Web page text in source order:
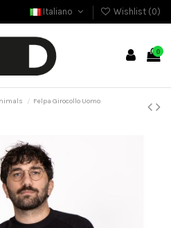
Italiano Wishlist (0)
0
Felpa Girocollo Uomo